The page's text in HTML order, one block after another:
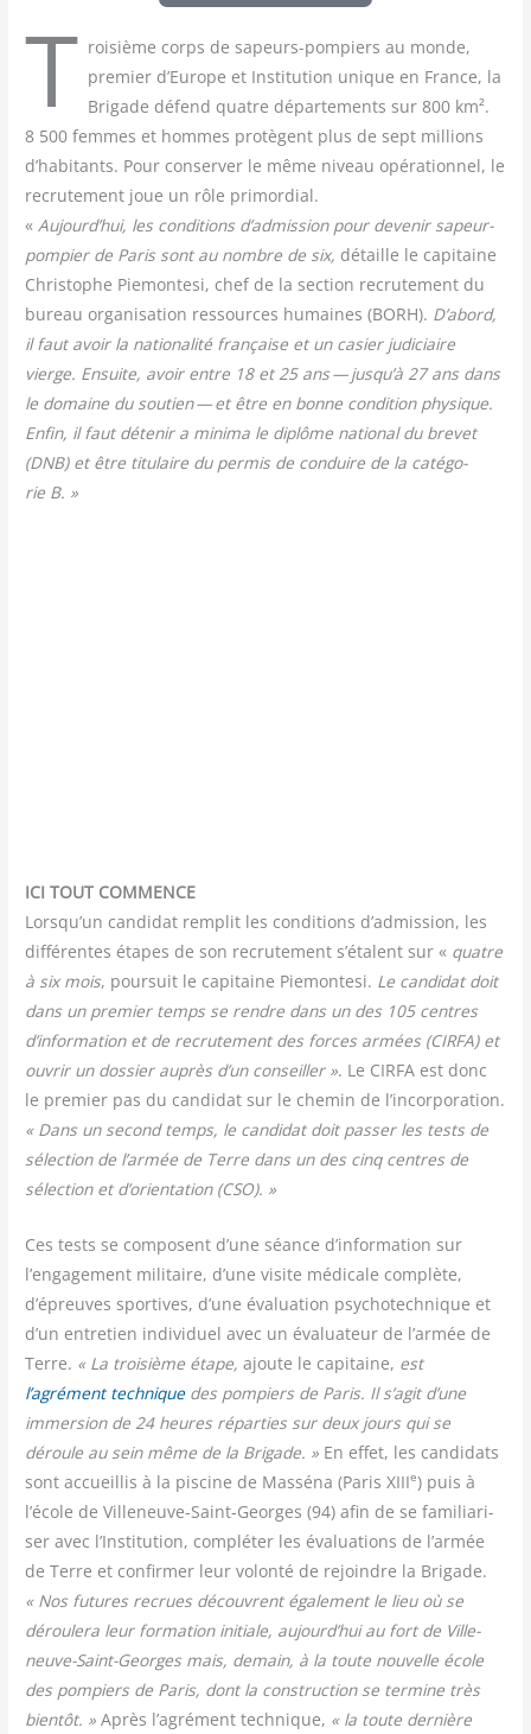
T roi­sième corps de sapeurs-pom­piers au monde,
pre­mier d’Europe et Ins­ti­tu­tion unique en France, la
Bri­gade défend quatre dépar­te­ments sur 800 km².
8 500 femmes et hommes pro­tègent plus de sept mil­lions
d’habitants. Pour conser­ver le même niveau opé­ra­tion­nel, le
recru­te­ment joue un rôle pri­mor­dial.
« Aujourd’hui, les condi­tions d’admission pour deve­nir sapeur-
pom­pier de Paris sont au nombre de six, détaille le capi­taine
Chris­tophe Pie­mon­te­si, chef de la sec­tion recru­te­ment du
bureau orga­ni­sa­tion res­sources humaines (BORH). D’abord,
il faut avoir la natio­na­li­té fran­çaise et un casier judi­ciaire
vierge. Ensuite, avoir entre 18 et 25 ans — jusqu’à 27 ans dans
le domaine du sou­tien — et être en bonne condi­tion phy­sique.
Enfin, il faut déte­nir a mini­ma le diplôme natio­nal du bre­vet
(DNB) et être titu­laire du per­mis de conduire de la caté­go­
rie B. »
ICI TOUT COMMENCE
Lorsqu’un can­di­dat rem­plit les condi­tions d’admission, les
dif­fé­rentes étapes de son recru­te­ment s’étalent sur « quatre
à six mois, pour­suit le capi­taine Pie­mon­te­si. Le can­di­dat doit
dans un pre­mier temps se rendre dans un des 105 centres
d’information et de recru­te­ment des forces armées (CIRFA) et
ouvrir un dos­sier auprès d’un conseiller ». Le CIRFA est donc
le pre­mier pas du can­di­dat sur le che­min de l’incorporation.
« Dans un second temps, le can­di­dat doit pas­ser les tests de
sélec­tion de l’armée de Terre dans un des cinq centres de
sélec­tion et d’orientation (CSO). »
Ces tests se com­posent d’une séance d’information sur
l’engagement mili­taire, d’une visite médi­cale com­plète,
d’épreuves spor­tives, d’une éva­lua­tion psy­cho­tech­nique et
d’un entre­tien indi­vi­duel avec un éva­lua­teur de l’armée de
Terre. « La troi­sième étape,ajoute le capi­taine, est
l’agrément tech­niquedes pom­piers de Paris. Il s’agit d’une
immer­sion de 24 heures répar­ties sur deux jours qui se
déroule au sein même de la Bri­gade. » En effet, les can­di­dats
sont accueillis à la pis­cine de Mas­sé­na (Paris XIIIe) puis à
l’école de Vil­le­neuve-Saint-Georges (94) afin de se fami­lia­ri­
ser avec l’Institution, com­plé­ter les éva­lua­tions de l’armée
de Terre et confir­mer leur volon­té de rejoindre la Bri­gade.
« Nos futures recrues découvrent éga­le­ment le lieu où se
dérou­le­ra leur for­ma­tion ini­tiale, aujourd’hui au fort de Vil­le­
neuve-Saint-Georges mais, demain, à la toute nou­velle école
des pom­piers de Paris, dont la construc­tion se ter­mine très
bien­tôt. » Après l’agrément tech­nique, « la toute der­nière